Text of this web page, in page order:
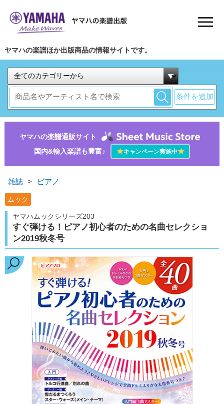
ヤマハの楽譜ほか出版商品の情報サイトです。
条件を追加
ヤマハの楽譜通販サイト
国内&輸入楽譜も豊富♪
★キャンペーン実施中★
雑誌 > ピアノ
ムック
ヤマハムックシリーズ203
すぐ弾ける！ピアノ初心者のための名曲セレクショ
ン2019秋冬号